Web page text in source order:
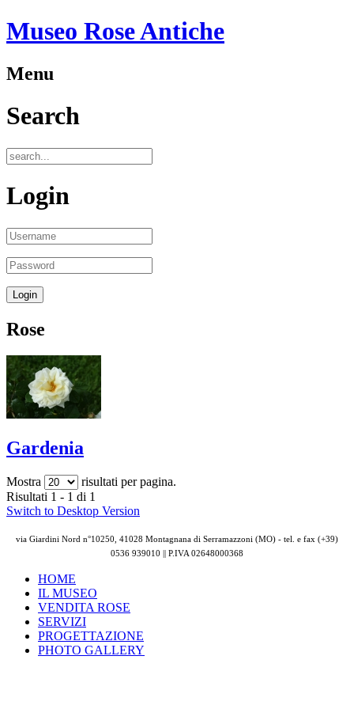
Museo Rose Antiche
Menu
Search
Login
Rose
Gardenia
Mostra
risultati per pagina.
Risultati 1 - 1 di 1
Switch to Desktop Version
via Giardini Nord n°10250, 41028 Montagnana di Serramazzoni (MO) - tel. e fax (+39)
0536 939010 || P.IVA02648000368
HOME
IL MUSEO
VENDITA ROSE
SERVIZI
PROGETTAZIONE
PHOTO GALLERY